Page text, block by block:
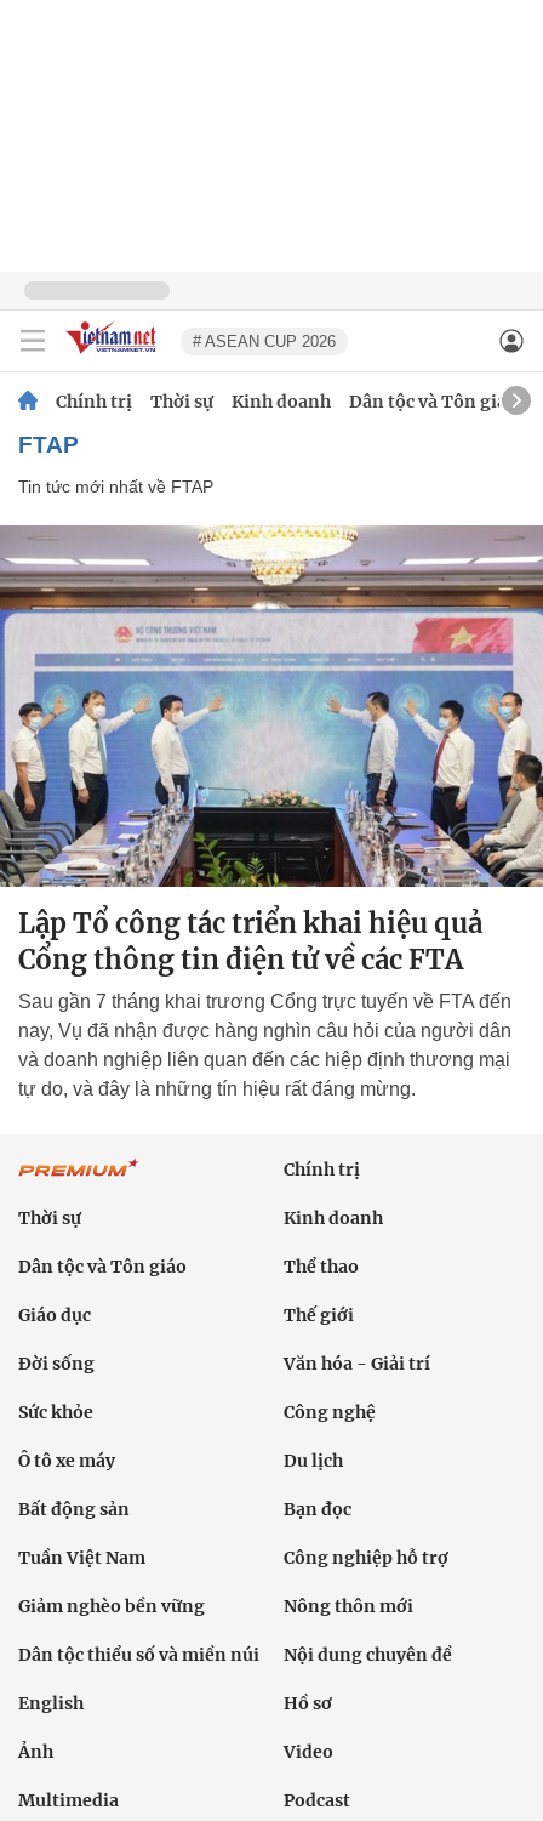
# ASEAN CUP 2026
Chính trị Thời sự Kinh doanh Dân tộc và Tôn giáo
FTAP
Tin tức mới nhất về FTAP
Lập Tổ công tác triển khai hiệu quả
Cổng thông tin điện tử về các FTA
Sau gần 7 tháng khai trương Cổng trực tuyến về FTA đến
nay, Vụ đã nhận được hàng nghìn câu hỏi của người dân
và doanh nghiệp liên quan đến các hiệp định thương mại
tự do, và đây là những tín hiệu rất đáng mừng.
Chính trị
Thời sự Kinh doanh
Dân tộc và Tôn giáo Thể thao
Giáo dục Thế giới
Đời sống Văn hóa - Giải trí
Sức khỏe Công nghệ
Ô tô xe máy Du lịch
Bất động sản Bạn đọc
Tuần Việt Nam Công nghiệp hỗ trợ
Giảm nghèo bền vững Nông thôn mới
Dân tộc thiểu số và miền núi Nội dung chuyên đề
English Hồ sơ
Ảnh Video
Multimedia Podcast